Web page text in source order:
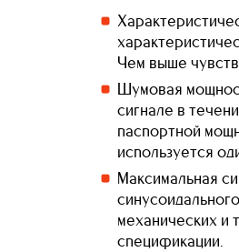
Чем выше
Шумовая
сигнале в
паспортной
используется
Максимальная
механических и
спецификации.